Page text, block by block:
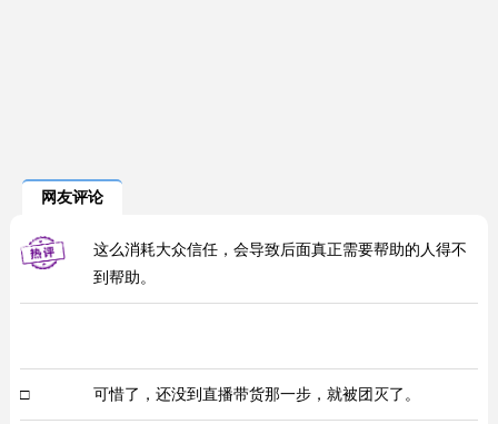
网友评论
这么消耗大众信任，会导致后面真正需要帮助的人得不
到帮助。
□ 可惜了，还没到直播带货那一步，就被团灭了。